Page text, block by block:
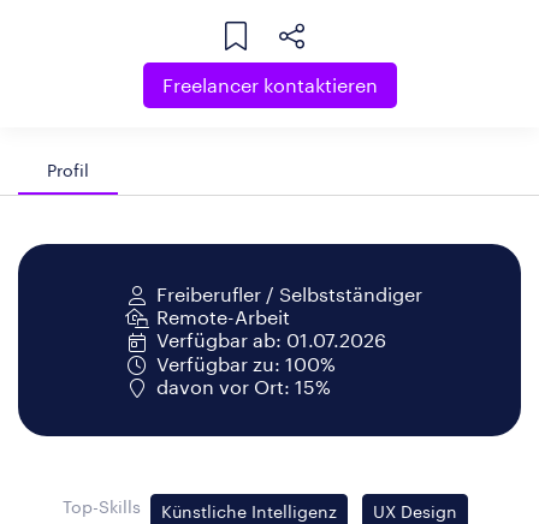
Freelancer kontaktieren
Profil
Freiberufler / Selbstständiger
Remote-Arbeit
Verfügbar ab: 01.07.2026
Verfügbar zu: 100%
davon vor Ort: 15%
Top-Skills Künstliche Intelligenz UX Design